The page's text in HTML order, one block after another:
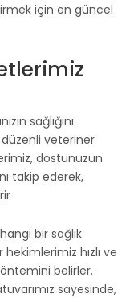
için en güncel
sağlığını
düzenli veteriner
dostunuzun
takip ederek,
bir sağlık
hızlı ve
belirler.
sayesinde,